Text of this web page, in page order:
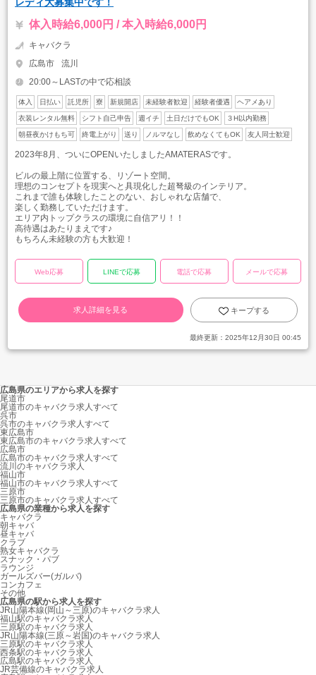
体入時給6,000円 / 本入時給6,000円
キャバクラ
広島市
流川
20:00～LASTの中で応相談
体入 日払い 託児所 寮 新規開店 未経験者歓迎 経験者優遇 ヘアメあり
衣装レンタル無料 シフト自己申告 週イチ 土日だけでもOK ３H以内勤務
朝昼夜かけもち可 終電上がり 送り ノルマなし 飲めなくてもOK 友人同士歓迎
2023年8月、ついにOPENいたしましたAMATERASです。
ビルの最上階に位置する、リゾート空間。
理想のコンセプトを現実へと具現化した超弩級のインテリア。
これまで誰も体験したことのない、おしゃれな店舗で、
楽しく勤務していただけます。
エリア内トップクラスの環境に自信アリ！！
高待遇はあたりまえです♪
もちろん未経験の方も大歓迎！
Web応募 LINEで応募 電話で応募 メールで応募
求人詳細を見る キープする
最終更新： 2025年12月30日 00:45
広島県のエリアから求人を探す
尾道市
尾道市のキャバクラ求人すべて
呉市
呉市のキャバクラ求人すべて
東広島市
東広島市のキャバクラ求人すべて
広島市
広島市のキャバクラ求人すべて
流川のキャバクラ求人
福山市
福山市のキャバクラ求人すべて
三原市
三原市のキャバクラ求人すべて
広島県の業種から求人を探す
キャバクラ
朝キャバ
昼キャバ
クラブ
熟女キャバクラ
スナック・パブ
ラウンジ
ガールズバー(ガルバ)
コンカフェ
その他
広島県の駅から求人を探す
JR山陽本線(岡山～三原)のキャバクラ求人
福山駅のキャバクラ求人
三原駅のキャバクラ求人
JR山陽本線(三原～岩国)のキャバクラ求人
三原駅のキャバクラ求人
西条駅のキャバクラ求人
広島駅のキャバクラ求人
JR芸備線のキャバクラ求人